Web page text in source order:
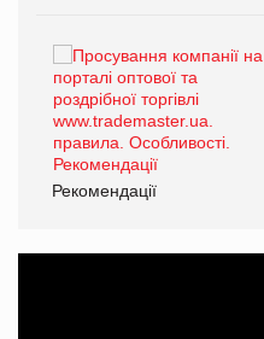
Рекомендації